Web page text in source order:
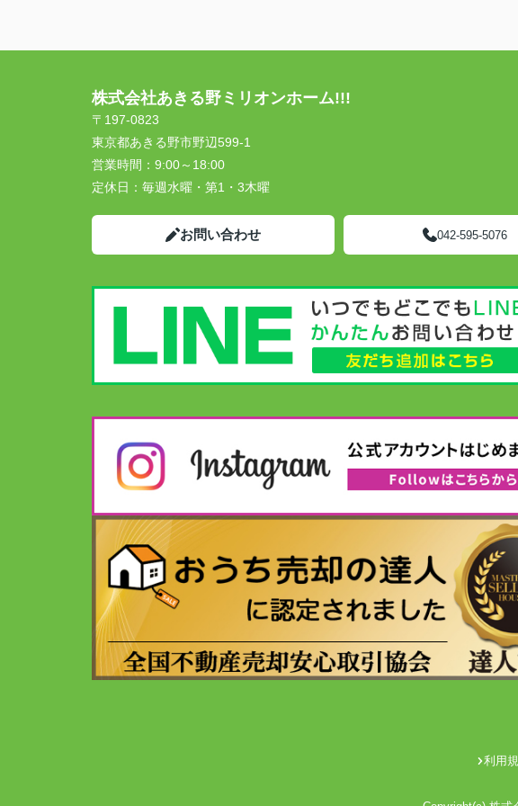
株式会社あきる野ミリオンホーム!!!
〒197-0823
東京都あきる野市野辺599-1
営業時間： 9:00～18:00
定休日： 毎週水曜・第1・3木曜
お問い合わせ 042-595-5076
利用